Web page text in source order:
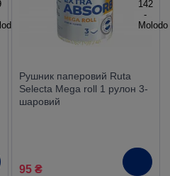
Рушник паперовий Ruta
Selecta Mega roll 1 рулон 3-
шаровий
95 ₴